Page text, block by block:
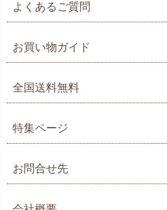
よくあるご質問
お買い物ガイド
全国送料無料
特集ページ
お問合せ先